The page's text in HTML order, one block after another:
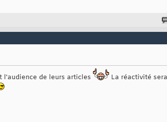
l'audience de leurs articles
La réactivité